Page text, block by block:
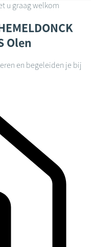
u graag welkom
Olen
en begeleiden je bij